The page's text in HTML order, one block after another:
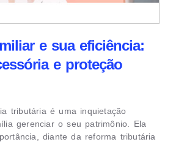
e sua eficiência:
e proteção
tributária é uma inquietação
gerenciar o seu patrimônio. Ela
diante da reforma tributária